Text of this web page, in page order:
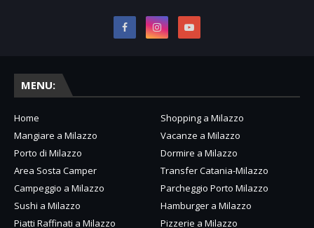
MENU:
Home
Shopping a Milazzo
Mangiare a Milazzo
Vacanze a Milazzo
Porto di Milazzo
Dormire a Milazzo
Area Sosta Camper
Transfer Catania-Milazzo
Campeggio a Milazzo
Parcheggio Porto Milazzo
Sushi a Milazzo
Hamburger a Milazzo
Piatti Raffinati a Milazzo
Pizzerie a Milazzo